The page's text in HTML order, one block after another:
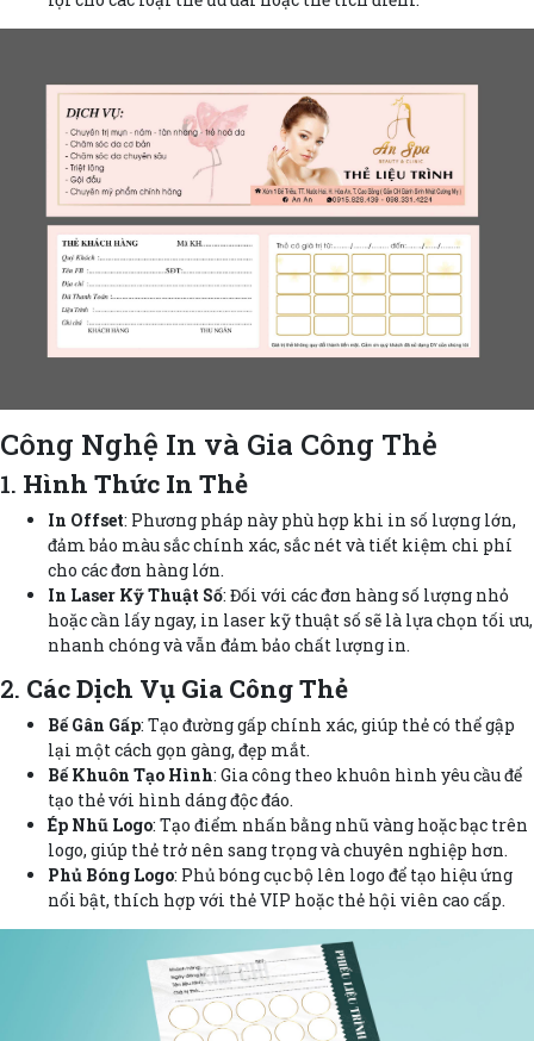
Công Nghệ In và Gia Công Thẻ
1. Hình Thức In Thẻ
In Offset: Phương pháp này phù hợp khi in số lượng lớn,
đảm bảo màu sắc chính xác, sắc nét và tiết kiệm chi phí
cho các đơn hàng lớn.
In Laser Kỹ Thuật Số: Đối với các đơn hàng số lượng nhỏ
hoặc cần lấy ngay, in laser kỹ thuật số sẽ là lựa chọn tối ưu,
nhanh chóng và vẫn đảm bảo chất lượng in.
2. Các Dịch Vụ Gia Công Thẻ
Bế Gân Gấp: Tạo đường gấp chính xác, giúp thẻ có thể gập
lại một cách gọn gàng, đẹp mắt.
Bế Khuôn Tạo Hình: Gia công theo khuôn hình yêu cầu để
tạo thẻ với hình dáng độc đáo.
Ép Nhũ Logo: Tạo điểm nhấn bằng nhũ vàng hoặc bạc trên
logo, giúp thẻ trở nên sang trọng và chuyên nghiệp hơn.
Phủ Bóng Logo: Phủ bóng cục bộ lên logo để tạo hiệu ứng
nổi bật, thích hợp với thẻ VIP hoặc thẻ hội viên cao cấp.